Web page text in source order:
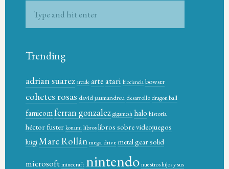
Trending
adrian suarez arcade arteatari biociencia bowser
cohetes rosas david jaumandreu desarrollodragon ball
famicomferran gonzalez gigamesh halo historia
héctor fuster konami libroslibros sobre videojuegos
luigiMarc Rollánmega drive metal gear solid
microsoftminecraft nintendonuestros hijos y sus